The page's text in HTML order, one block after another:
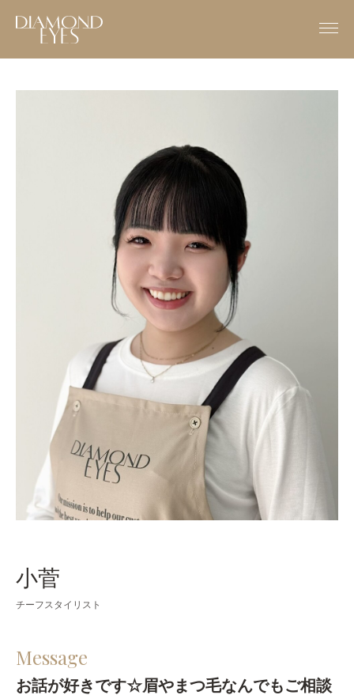
小菅
チーフスタイリスト
Message
お話が好きです☆眉やまつ毛なんでもご相談